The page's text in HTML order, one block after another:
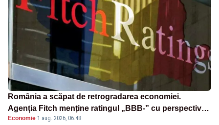
România a scăpat de retrogradarea economiei.
Agenția Fitch menține ratingul „BBB-” cu perspectivă
negativă
Economie·1 aug. 2026, 06:48